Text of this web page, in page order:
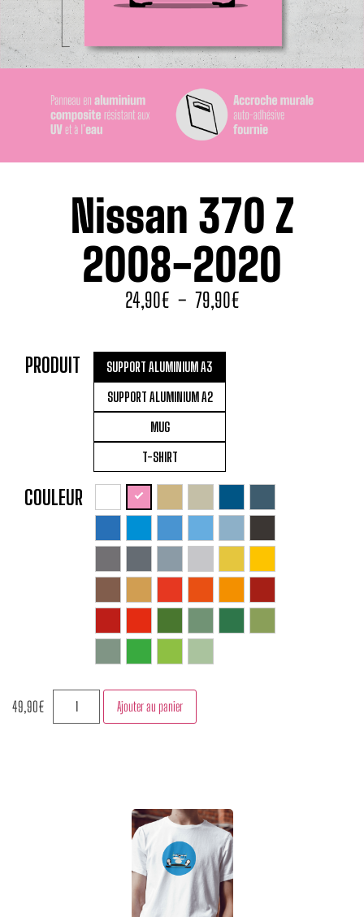
Nissan 370 Z
2008-2020
24,90€ – 79,90€
PRODUIT
SUPPORT ALUMINIUM A3
SUPPORT ALUMINIUM A2
MUG
T-SHIRT
COULEUR
49,90€ Ajouter au panier